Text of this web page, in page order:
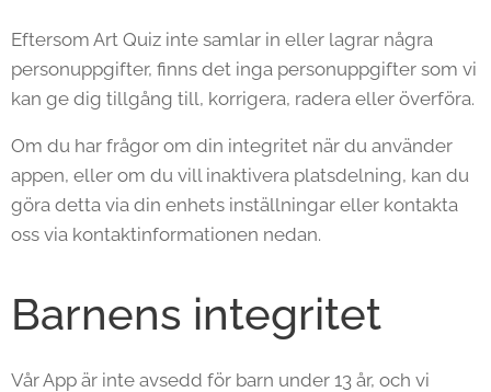
Eftersom Art Quiz inte samlar in eller lagrar några
personuppgifter, finns det inga personuppgifter som vi
kan ge dig tillgång till, korrigera, radera eller överföra.
Om du har frågor om din integritet när du använder
appen, eller om du vill inaktivera platsdelning, kan du
göra detta via din enhets inställningar eller kontakta
oss via kontaktinformationen nedan.
Barnens integritet
Vår App är inte avsedd för barn under 13 år, och vi